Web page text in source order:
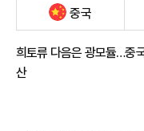
중국
희토류 다음은 광모듈…중
산